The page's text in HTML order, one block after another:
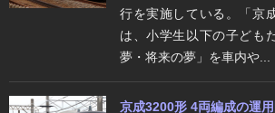
行を実施している。「京
は、小学生以下の子ども
夢・将来の夢」を車内や...
京成3200形 4両編成の運